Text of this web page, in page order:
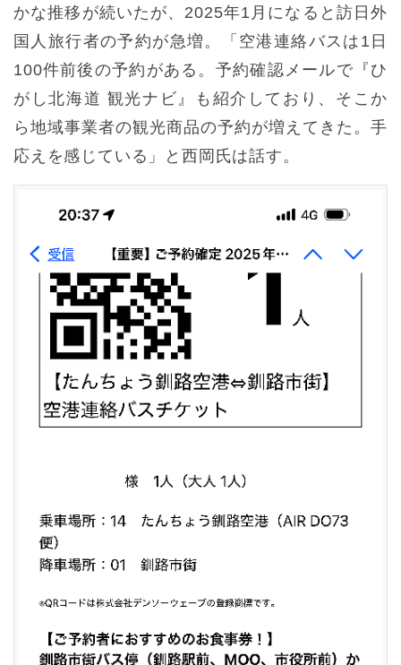
かな推移が続いたが、2025年1月になると訪日外
国人旅行者の予約が急増。「空港連絡バスは1日
100件前後の予約がある。予約確認メールで『ひ
がし北海道 観光ナビ』も紹介しており、そこか
ら地域事業者の観光商品の予約が増えてきた。手
応えを感じている」と西岡氏は話す。